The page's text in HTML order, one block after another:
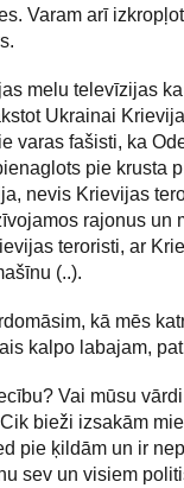
Varam arī
melu televīzijas
Ukrainai
varas fašisti, ka
pie krusta
nevis Krievijas
rajonus un
teroristi, ar
(..).
kā mēs
kalpo labajam,
Vai mūsu
bieži izsakām
pie ķildām un ir
sev un visiem